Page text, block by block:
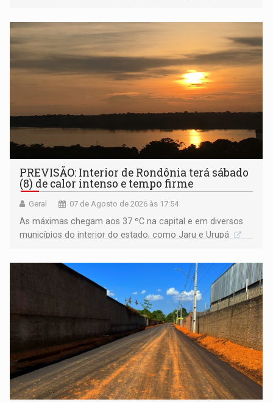
PREVISÃO: Interior de Rondônia terá sábado
(8) de calor intenso e tempo firme
Geral 07 de Agosto de 2026 às 17:54
As máximas chegam aos 37 ºC na capital e em diversos
municípios do interior do estado, como Jaru e Urupá